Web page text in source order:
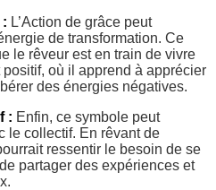
L’Action de grâce peut
de transformation. Ce
le rêveur est en train de vivre
où il apprend à apprécier
des énergies négatives.
: Enfin, ce symbole peut
le collectif. En rêvant de
ressentir le besoin de se
partager des expériences et